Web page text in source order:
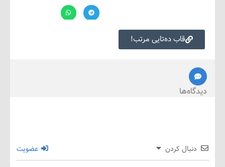
قاب ده‌تایی مرتب!
کردن عضویت